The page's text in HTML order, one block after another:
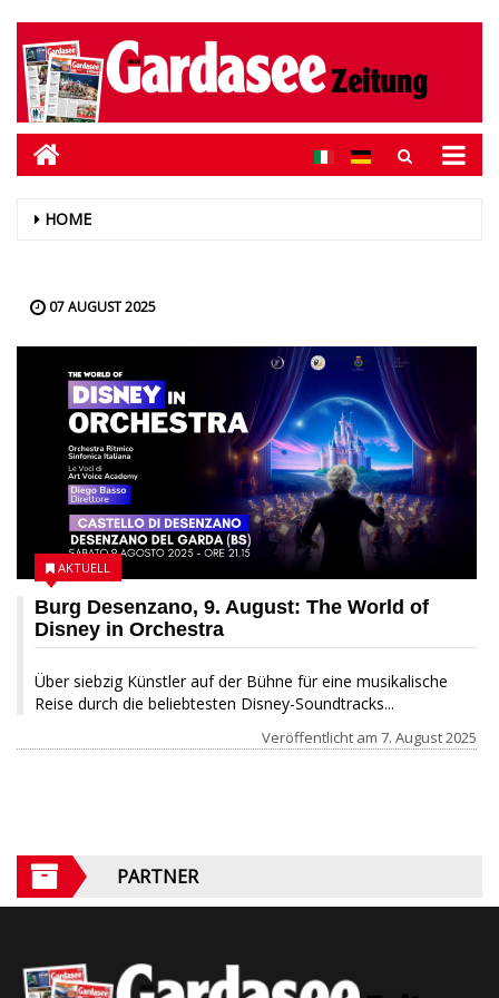
HOME
07 AUGUST 2025
Burg Desenzano, 9. August: The World of
Disney in Orchestra
Über siebzig Künstler auf der Bühne für eine musikalische
Reise durch die beliebtesten Disney-Soundtracks...
AKTUELL
Veröffentlicht am 7. August 2025
PARTNER